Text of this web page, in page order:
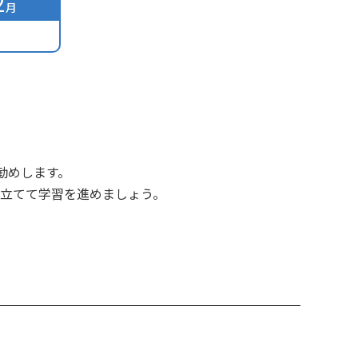
月
します。
て学習を進めましょう。